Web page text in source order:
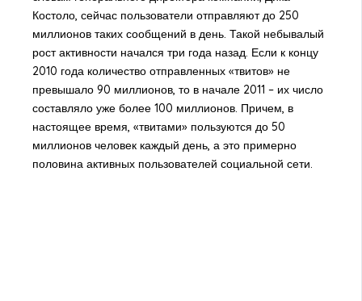
Костоло, сейчас пользователи отправляют до 250
миллионов таких сообщений в день. Такой небывалый
рост активности начался три года назад. Если к концу
2010 года количество отправленных «твитов» не
превышало 90 миллионов, то в начале 2011 – их число
составляло уже более 100 миллионов. Причем, в
настоящее время, «твитами» пользуются до 50
миллионов человек каждый день, а это примерно
половина активных пользователей социальной сети.